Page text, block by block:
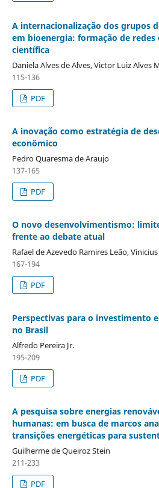
A internacionalização dos grupos
em bioenergia: formação de
científica
Daniela Alves de Alves, Victor Luiz Alves
115-136
PDF
A inovação como estratégia de
econômico
Pedro Quaresma de Araujo
137-165
PDF
O novo desenvolvimentismo:
frente ao debate atual
Rafael de Azevedo Ramires Leão,
167-194
PDF
Perspectivas para o investimento
no Brasil
Alfredo Pereira Jr.
195-209
PDF
A pesquisa sobre energias
humanas: em busca de marcos
transições energéticas para
Guilherme de Queiroz Stein
211-233
PDF